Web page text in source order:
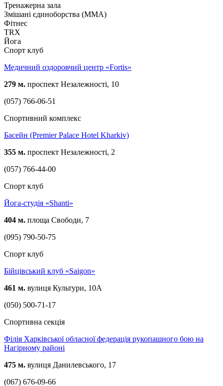
Тренажерна зала
Змішані єдиноборства (ММА)
Фітнес
TRX
Йога
Спорт клуб
Медичний оздоровчий центр «Fortis»
279 м. проспект Незалежності, 10
(057) 766-06-51
Спортивний комплекс
Басейн (Premier Palace Hotel Kharkiv)
355 м. проспект Незалежності, 2
(057) 766-44-00
Спорт клуб
Йога-студія «Shanti»
404 м. площа Свободи, 7
(095) 790-50-75
Спорт клуб
Бійцівський клуб «Saigon»
461 м. вулиця Культури, 10А
(050) 500-71-17
Спортивна секція
Філія Харківської обласної федерація рукопашного бою на
Нагірному районі
475 м. вулиця Данилевського, 17
(067) 676-09-66